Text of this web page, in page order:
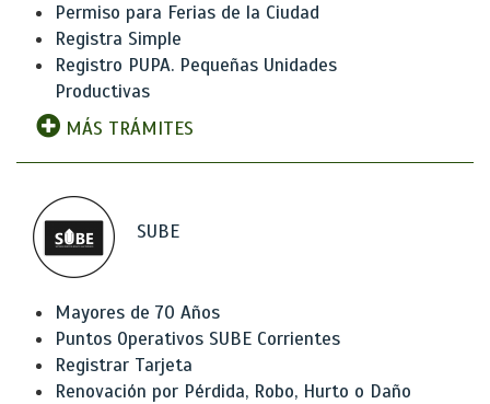
Permiso para Ferias de la Ciudad
Registra Simple
Registro PUPA. Pequeñas Unidades
Productivas
MÁS TRÁMITES
SUBE
Mayores de 70 Años
Puntos Operativos SUBE Corrientes
Registrar Tarjeta
Renovación por Pérdida, Robo, Hurto o Daño